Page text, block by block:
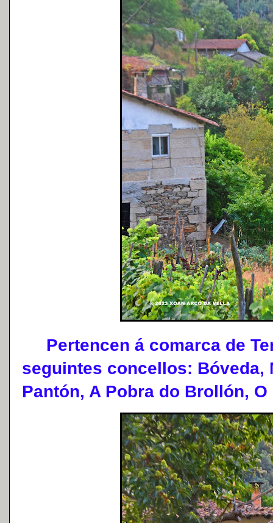
Pertencen á comarca de
seguintes concellos: Bóveda,
Pantón, A Pobra do Brollón,